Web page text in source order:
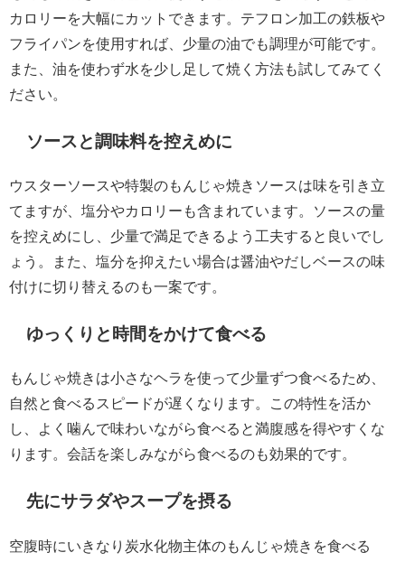
カロリーを大幅にカットできます。テフロン加工の鉄板や
フライパンを使用すれば、少量の油でも調理が可能です。
また、油を使わず水を少し足して焼く方法も試してみてく
ださい。
ソースと調味料を控えめに
ウスターソースや特製のもんじゃ焼きソースは味を引き立
てますが、塩分やカロリーも含まれています。ソースの量
を控えめにし、少量で満足できるよう工夫すると良いでし
ょう。また、塩分を抑えたい場合は醤油やだしベースの味
付けに切り替えるのも一案です。
ゆっくりと時間をかけて食べる
もんじゃ焼きは小さなヘラを使って少量ずつ食べるため、
自然と食べるスピードが遅くなります。この特性を活か
し、よく噛んで味わいながら食べると満腹感を得やすくな
ります。会話を楽しみながら食べるのも効果的です。
先にサラダやスープを摂る
空腹時にいきなり炭水化物主体のもんじゃ焼きを食べる